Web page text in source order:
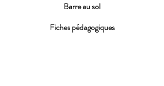
Barre au sol
Fiches pédagogiques